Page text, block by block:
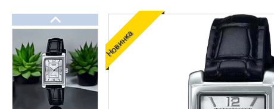
Часы Casio Pro Trek
Atlantic (Швейцария,est 1888)
Casio-Женские часы
Часы Casio Retro
Часы ORIENT
Часы Восток (Чистопольский
Новинка